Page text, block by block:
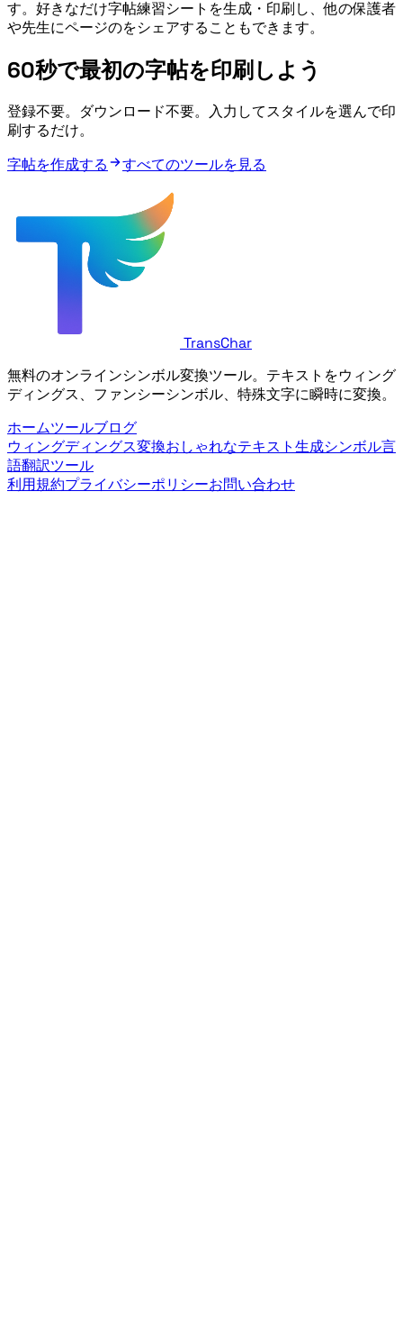
す。好きなだけ字帖練習シートを生成・印刷し、他の保護者
や先生にページのURLをシェアすることもできます。
60秒で最初の字帖を印刷しよう
登録不要。ダウンロード不要。入力してスタイルを選んで印
刷するだけ。
字帖を作成する すべてのツールを見る
TransChar
無料のオンラインシンボル変換ツール。テキストをウィング
ディングス、ファンシーシンボル、特殊文字に瞬時に変換。
ホームツールブログ
ウィングディングス変換おしゃれなテキスト生成シンボル言
語翻訳ツール
利用規約プライバシーポリシーお問い合わせ